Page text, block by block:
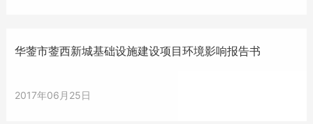
华蓥市蓥西新城基础设施建设项目环境影响报告书
2017年06月25日